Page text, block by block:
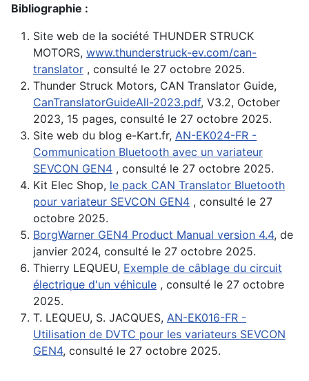
Bibliographie :
Site web de la société THUNDER STRUCK
MOTORS, www.thunderstruck-ev.com/can-
translator , consulté le 27 octobre 2025.
Thunder Struck Motors, CAN Translator Guide,
CanTranslatorGuideAll-2023.pdf, V3.2, October
2023, 15 pages, consulté le 27 octobre 2025.
Site web du blog e-Kart.fr, AN-EK024-FR -
Communication Bluetooth avec un variateur
SEVCON GEN4 , consulté le 27 octobre 2025.
Kit Elec Shop, le pack CAN Translator Bluetooth
pour variateur SEVCON GEN4 , consulté le 27
octobre 2025.
BorgWarner GEN4 Product Manual version 4.4, de
janvier 2024, consulté le 27 octobre 2025.
Thierry LEQUEU, Exemple de câblage du circuit
électrique d'un véhicule , consulté le 27 octobre
2025.
T. LEQUEU, S. JACQUES, AN-EK016-FR -
Utilisation de DVTC pour les variateurs SEVCON
GEN4, consulté le 27 octobre 2025.